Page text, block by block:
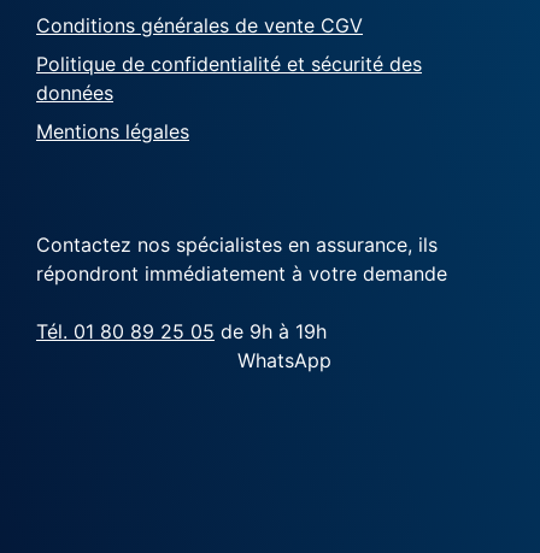
Conditions générales de vente CGV
Politique de confidentialité et sécurité des
données
Mentions légales
Contactez nos spécialistes en assurance, ils
répondront immédiatement à votre demande
Tél. 01 80 89 25 05 de 9h à 19h
WhatsApp